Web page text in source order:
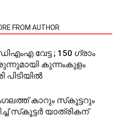
FROM AUTHOR
വേട്ട ; 150 ഗ്രാം
കുന്നംകുളം
പിടിയില്‍
കാറും സ്‌കൂട്ടറും
സ്‌കൂട്ടര്‍ യാത്രികന്